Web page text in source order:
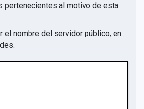
al motivo de esta
el nombre del servidor público, en